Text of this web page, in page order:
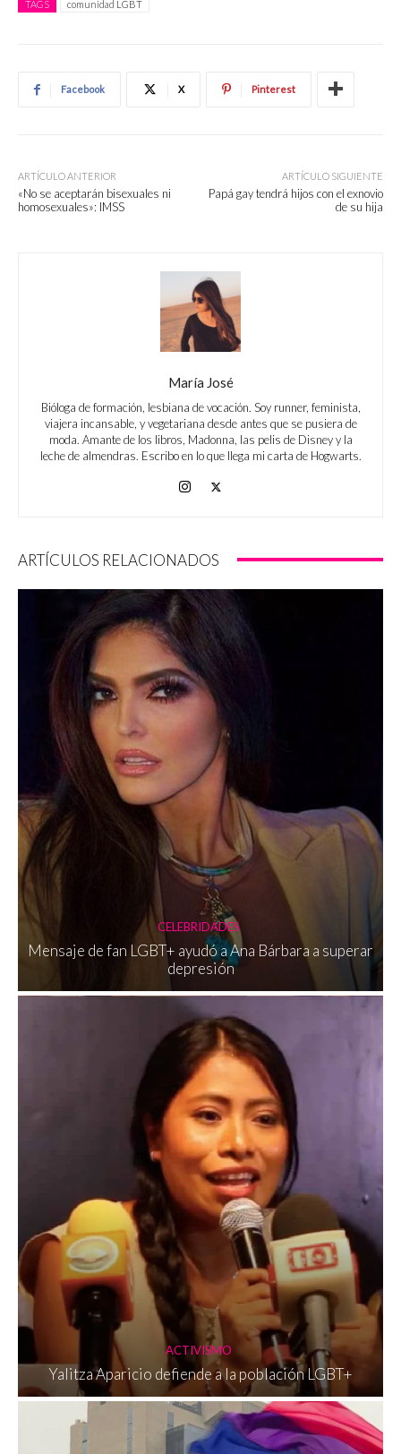
TAGS comunidad LGBT
Facebook X Pinterest
ARTÍCULO ANTERIOR
«No se aceptarán bisexuales ni
homosexuales»: IMSS
ARTÍCULO SIGUIENTE
Papá gay tendrá hijos con el exnovio
de su hija
María José
Bióloga de formación, lesbiana de vocación. Soy runner, feminista,
viajera incansable, y vegetariana desde antes que se pusiera de
moda. Amante de los libros, Madonna, las pelis de Disney y la
leche de almendras. Escribo en lo que llega mi carta de Hogwarts.
ARTÍCULOS RELACIONADOS
CELEBRIDADES
Mensaje de fan LGBT+ ayudó a Ana Bárbara a superar
depresión
ACTIVISMO
Yalitza Aparicio defiende a la población LGBT+